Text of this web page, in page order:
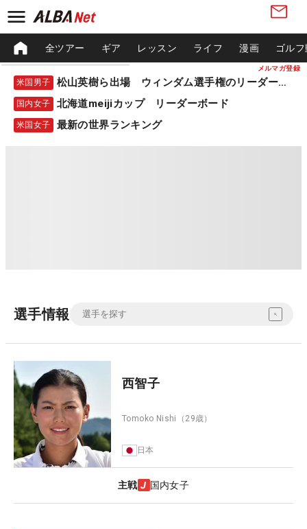
メルマガ登録
全ツアー ギア レッスン ライフ 漫画 ゴル
米国男子 松山英樹ら出場 ウィンダム選手権のリーダーボード
国内女子 北海道meijiカップ リーダーボード
米国女子 最新の世界ランキング
選手情報
西智子
Tomoko Nishi （29歳）
日本
主戦 国内女子